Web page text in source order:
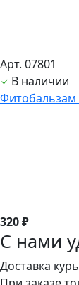
Арт. 07801
В наличии
Фитобальзам
320 ₽
С нами
Доставка